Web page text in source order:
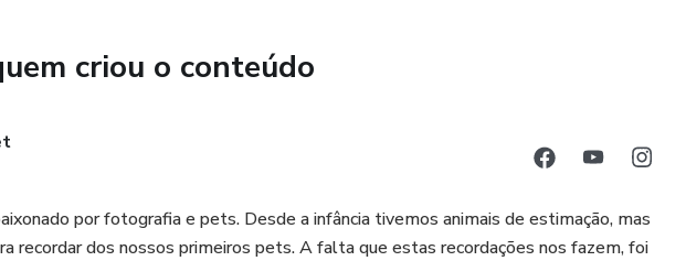
criou o conteúdo
por fotografia e pets. Desde a infância tivemos animais de estimação, mas
recordar dos nossos primeiros pets. A falta que estas recordações nos fazem, foi